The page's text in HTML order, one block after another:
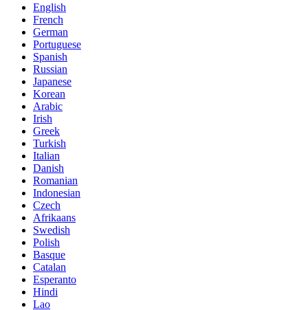
English
French
German
Portuguese
Spanish
Russian
Japanese
Korean
Arabic
Irish
Greek
Turkish
Italian
Danish
Romanian
Indonesian
Czech
Afrikaans
Swedish
Polish
Basque
Catalan
Esperanto
Hindi
Lao